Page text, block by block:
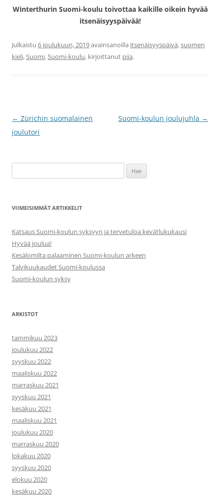
Winterthurin Suomi-koulu toivottaa kaikille oikein hyvää
itsenäisyyspäivää!
Julkaistu 6 joulukuun, 2019avainsanoilla itsenäisyyspäivä,suomen
kieli,Suomi,Suomi-koulu, kirjoittanut piia.
Artikkelien
selaus
← Zürichin suomalainen
joulutori
Suomi-koulun joulujuhla →
VIIMEISIMMÄT ARTIKKELIT
Katsaus Suomi-koulun syksyyn ja tervetuloa kevätlukukausi
Hyvää joulua!
Kesälomilta palaaminen Suomi-koulun arkeen
Talvikuukaudet Suomi-koulussa
Suomi-koulun syksy
ARKISTOT
tammikuu 2023
joulukuu 2022
syyskuu 2022
maaliskuu 2022
marraskuu 2021
syyskuu 2021
kesäkuu 2021
maaliskuu 2021
joulukuu 2020
marraskuu 2020
lokakuu 2020
syyskuu 2020
elokuu 2020
kesäkuu 2020